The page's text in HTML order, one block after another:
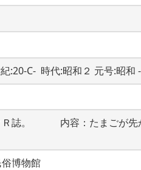
:20-C-  時代:昭和２ 元号:昭和
誌。　　　内容：たまごが
博物館